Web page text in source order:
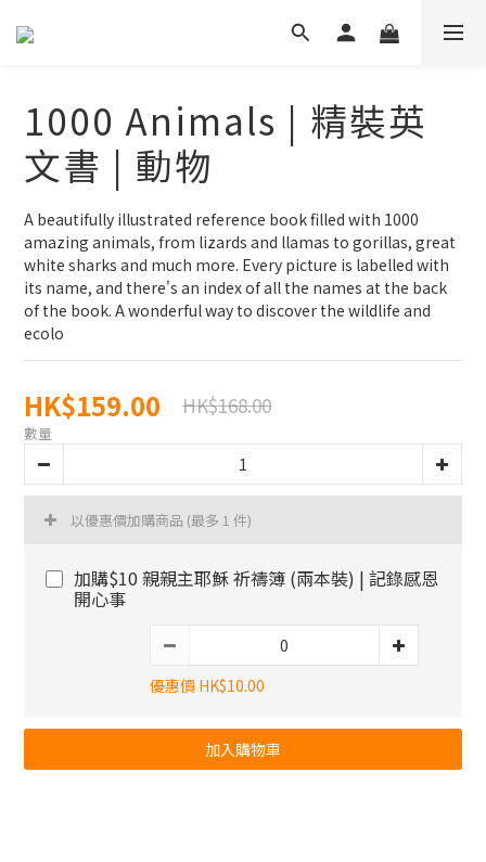
1000 Animals | 精裝英
文書 | 動物
A beautifully illustrated reference book filled with 1000
amazing animals, from lizards and llamas to gorillas, great
white sharks and much more. Every picture is labelled with
its name, and there's an index of all the names at the back
of the book. A wonderful way to discover the wildlife and
ecolo
HK$159.00 HK$168.00
數量
以優惠價加購商品 (最多 1 件)
加購$10 親親主耶穌 祈禱簿 (兩本裝) | 記錄感恩
開心事
優惠價 HK$10.00
加入購物車